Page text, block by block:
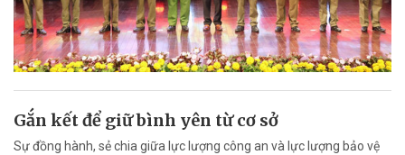
Gắn kết để giữ bình yên từ cơ sở
Sự đồng hành, sẻ chia giữa lực lượng công an và lực lượng bảo vệ